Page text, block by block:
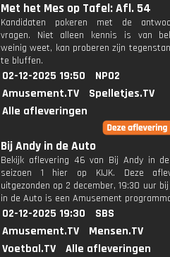
Met het Mes op Tafel: Afl. 54
Kandidaten pokeren met de
vragen. Niet alleen kennis is van
weinig weet, kan proberen zijn
te bluffen.
02-12-2025 19:50
NPO2
Amusement.TV
Spelletjes.TV
Alle afleveringen
Bij Andy in de Auto
Bekijk aflevering 46 van Bij Andy in
seizoen 1 hier op KIJK. Deze
uitgezonden op 2 december, 19:30 uur
in de Auto is een Amusement
02-12-2025 19:30
SBS
Amusement.TV
Mensen.TV
Voetbal.TV
Alle afleveringen